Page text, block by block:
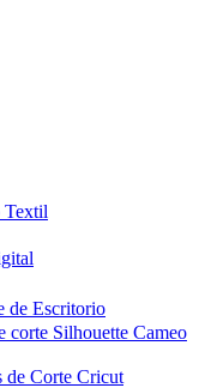
Textil
de Escritorio
corte Silhouette Cameo
de Corte Cricut